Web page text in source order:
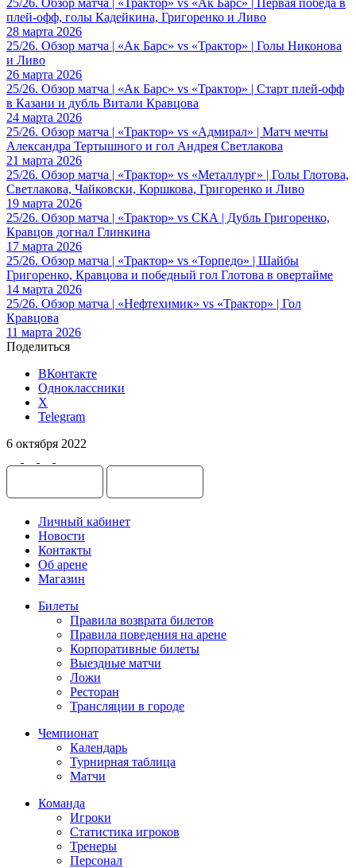
плей-офф, голы Кадейкина, Григоренко и Ливо
28 марта 2026
25/26. Обзор матча | «Ак Барс» vs «Трактор» | Голы Никонова
и Ливо
26 марта 2026
25/26. Обзор матча | «Ак Барс» vs «Трактор» | Старт плей-офф
в Казани и дубль Витали Кравцова
24 марта 2026
25/26. Обзор матча | «Трактор» vs «Адмирал» | Матч мечты
Александра Тертышного и гол Андрея Светлакова
21 марта 2026
25/26. Обзор матча | «Трактор» vs «Металлург» | Голы Глотова,
Светлакова, Чайковски, Коршкова, Григоренко и Ливо
19 марта 2026
25/26. Обзор матча | «Трактор» vs СКА | Дубль Григоренко,
Кравцов догнал Глинкина
17 марта 2026
25/26. Обзор матча | «Трактор» vs «Торпедо» | Шайбы
Григоренко, Кравцова и победный гол Глотова в овертайме
14 марта 2026
25/26. Обзор матча | «Нефтехимик» vs «Трактор» | Гол
Кравцова
11 марта 2026
Поделиться
ВКонтакте
Одноклассники
X
Telegram
6 октября 2022
Личный кабинет
Новости
Контакты
Об арене
Магазин
Билеты
Правила возврата билетов
Правила поведения на арене
Корпоративные билеты
Выездные матчи
Ложи
Ресторан
Трансляции в городе
Чемпионат
Календарь
Турнирная таблица
Матчи
Команда
Игроки
Статистика игроков
Тренеры
Персонал